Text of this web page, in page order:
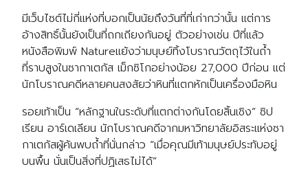
มีเว็บไซต์ไม่กี่แห่งที่บอกเป็นนัยถึงวันที่ที่เก่ากว่านั้น แต่การ
อ้างสิทธิ์นั้นยังเป็นที่ถกเถียงกันอยู่ ตัวอย่างเช่น ปีที่แล้ว
หนังสือพิมพ์ Natureแย้งว่ามนุษย์ทิ้งโบราณวัตถุไว้ในถ้ำ
ที่ราบสูงในซากาเตกัส เม็กซิโกอย่างน้อย 27,000 ปีก่อน แต่
นักโบราณคดีหลายคนสงสัยว่าหินที่แตกหักเป็นเครื่องมือหิน
รอยเท้าเป็น “หลักฐานในระดับที่แตกต่างกันโดยสิ้นเชิง” ซิป
เรียน อาร์เดเลียน นักโบราณคดีจากมหาวิทยาลัยอิสระแห่งซา
กาเตกัสผู้ค้นพบถ้ำที่นั่นกล่าว “เมื่อคุณมีเท้ามนุษย์ประทับอยู่
บนพื้น นั่นเป็นสิ่งที่ปฏิเสธไม่ได้”